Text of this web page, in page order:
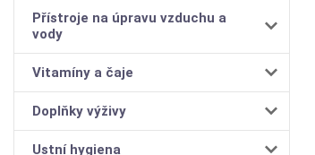
Přístroje na úpravu vzduchu a
vody
Vitamíny a čaje
Doplňky výživy
Ustní hygiena